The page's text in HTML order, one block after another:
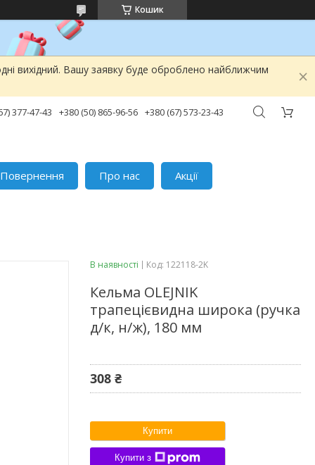
Кошик
вихідний. Вашу заявку буде оброблено найближчим
377-47-43 +380 (50) 865-96-56 +380 (67) 573-23-43
Повернення Про нас Акції
В наявності Код: 122118-2K
Кельма OLEJNIK
трапецієвидна широка (ручка
д/к, н/ж), 180 мм
308 ₴
Купити
Купити з